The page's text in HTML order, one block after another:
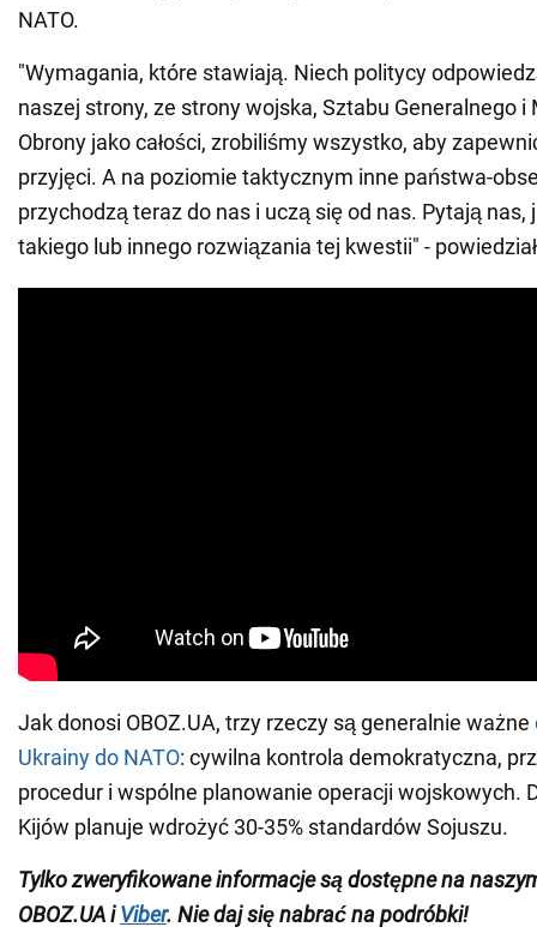
NATO.
"Wymagania, które stawiają. Niech politycy
naszej strony, ze strony wojska, Sztabu Generalnego
Obrony jako całości, zrobiliśmy wszystko, aby
przyjęci. A na poziomie taktycznym inne państwa-
przychodzą teraz do nas i uczą się od nas. Pytają nas,
takiego lub innego rozwiązania tej kwestii" -
Jak donosi OBOZ.UA, trzy rzeczy są generalnie ważne
Ukrainy do NATO: cywilna kontrola demokratyczna,
procedur i wspólne planowanie operacji wojskowych.
Kijów planuje wdrożyć 30-35% standardów Sojuszu.
Tylko zweryfikowane informacje są dostępne na
OBOZ.UA i Viber. Nie daj się nabrać na podróbki!